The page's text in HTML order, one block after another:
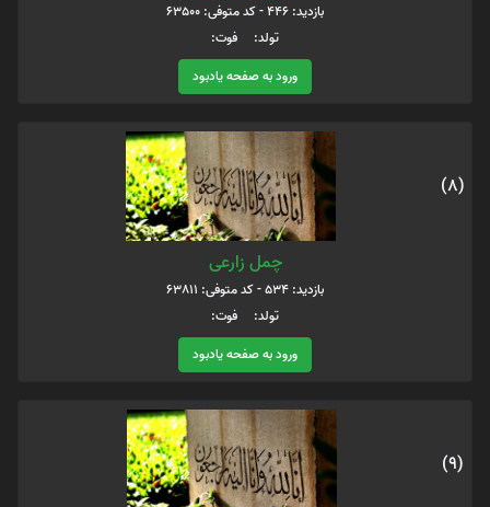
بازدید: 446 - کد متوفی: 63500
تولد: فوت:
ورود به صفحه یادبود
(8)
چمل زارعی
بازدید: 534 - کد متوفی: 63811
تولد: فوت:
ورود به صفحه یادبود
(9)